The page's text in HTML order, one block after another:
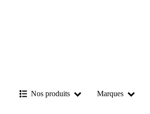
Nos produits Marques